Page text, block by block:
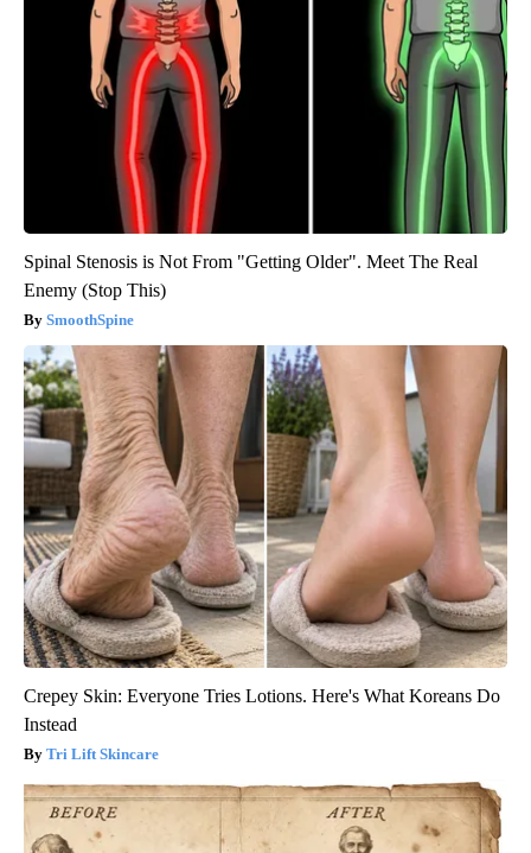
Spinal Stenosis is Not From "Getting Older". Meet The Real
Enemy (Stop This)
SmoothSpine
Crepey Skin: Everyone Tries Lotions. Here's What Koreans Do
Instead
Tri Lift Skincare